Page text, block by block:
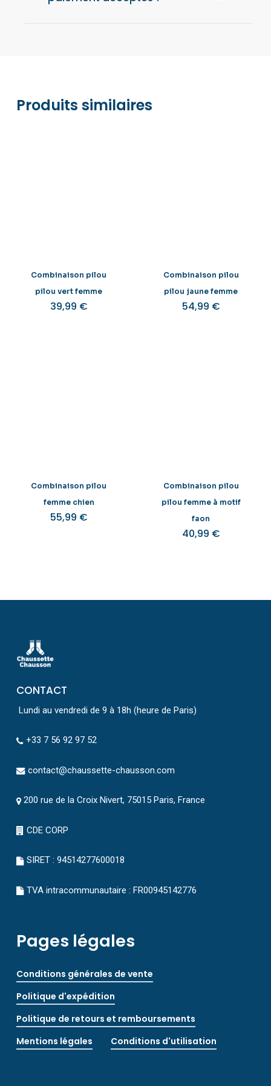
Produits similaires
Combinaison pilou
pilou vert femme
39,99 €
Combinaison pilou
pilou jaune femme
54,99 €
Combinaison pilou
femme chien
55,99 €
Combinaison pilou
pilou femme à motif
faon
40,99 €
CONTACT
Lundi au vendredi de 9 à 18h (heure de Paris)
+33 7 56 92 97 52
contact@chaussette-chausson.com
200 rue de la Croix Nivert, 75015 Paris, France
CDE CORP
SIRET : 94514277600018
TVA intracommunautaire : FR00945142776
Pages légales
Conditions générales de vente
Politique d'expédition
Politique de retours et remboursements
Mentions légales
Conditions d'utilisation